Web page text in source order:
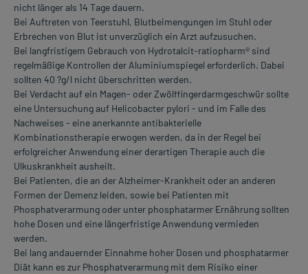
nicht länger als 14 Tage dauern.
Bei Auftreten von Teerstuhl, Blutbeimengungen im Stuhl oder
Erbrechen von Blut ist unverzüglich ein Arzt aufzusuchen.
Bei langfristigem Gebrauch von Hydrotalcit-ratiopharm® sind
regelmäßige Kontrollen der Aluminiumspiegel erforderlich. Dabei
sollten 40 ?g/l nicht überschritten werden.
Bei Verdacht auf ein Magen- oder Zwölffingerdarmgeschwür sollte
eine Untersuchung auf Helicobacter pylori - und im Falle des
Nachweises - eine anerkannte antibakterielle
Kombinationstherapie erwogen werden, da in der Regel bei
erfolgreicher Anwendung einer derartigen Therapie auch die
Ulkuskrankheit ausheilt.
Bei Patienten, die an der Alzheimer-Krankheit oder an anderen
Formen der Demenz leiden, sowie bei Patienten mit
Phosphatverarmung oder unter phosphatarmer Ernährung sollten
hohe Dosen und eine längerfristige Anwendung vermieden
werden.
Bei lang andauernder Einnahme hoher Dosen und phosphatarmer
Diät kann es zur Phosphatverarmung mit dem Risiko einer